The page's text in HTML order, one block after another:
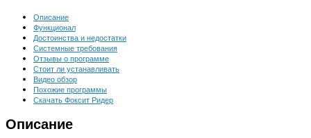
Описание
Функционал
Достоинства и недостатки
Системные требования
Отзывы о программе
Стоит ли устанавливать
Видео обзор
Похожие программы
Скачать Фоксит Ридер
Описание